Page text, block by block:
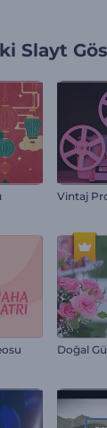
Slayt
Vintaj
Doğal